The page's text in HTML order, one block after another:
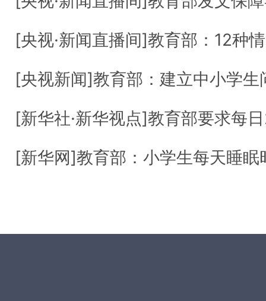
[央视·新闻直播间]教育部：12种情形中小
[央视新闻]教育部：建立中小学生问题课
[新华社·新华视点]教育部要求每日22:00到
[新华网]教育部：小学生每天睡眠时间应达